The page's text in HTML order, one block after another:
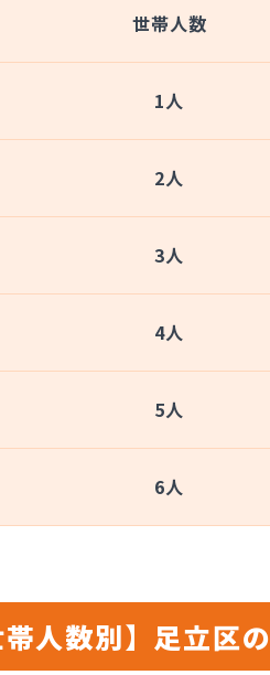
世帯人数
1人
2人
3人
4人
5人
6人
人数別】足立区